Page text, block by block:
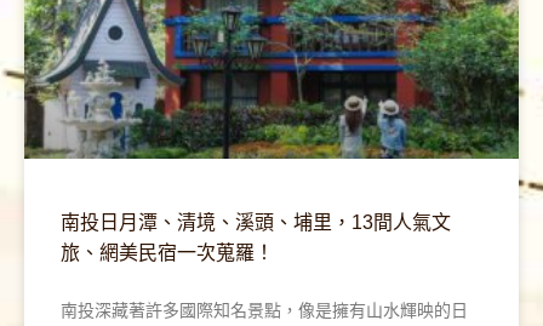
南投日月潭、清境、溪頭、埔里，13間人氣文
旅、網美民宿一次蒐羅！
南投深藏著許多國際知名景點，像是擁有山水輝映的日